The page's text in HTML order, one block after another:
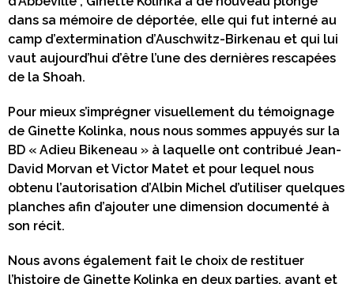
dans sa mémoire de déportée, elle qui fut interné au
camp d’extermination d’Auschwitz-Birkenau et qui lui
vaut aujourd’hui d’être l’une des dernières rescapées
de la Shoah.
Pour mieux s’imprégner visuellement du témoignage
de Ginette Kolinka, nous nous sommes appuyés sur la
BD « Adieu Bikeneau » à laquelle ont contribué Jean-
David Morvan et Victor Matet et pour lequel nous
obtenu l’autorisation d’Albin Michel d’utiliser quelques
planches afin d’ajouter une dimension documenté à
son récit.
Nous avons également fait le choix de restituer
l’histoire de Ginette Kolinka en deux parties, avant et